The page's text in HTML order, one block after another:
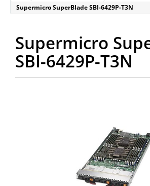
Supermicro SuperBlade SBI-6429P-T3N
Supermicro
SBI-6429P-T3N